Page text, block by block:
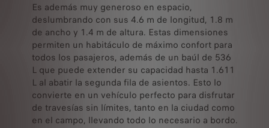
Es además muy generoso en espacio,
deslumbrando con sus 4.6 m de longitud, 1.8 m
de ancho y 1.4 m de altura. Estas dimensiones
permiten un habitáculo de máximo confort para
todos los pasajeros, además de un baúl de 536
L que puede extender su capacidad hasta 1.611
L al abatir la segunda fila de asientos. Esto lo
convierte en un vehículo perfecto para disfrutar
de travesías sin límites, tanto en la ciudad como
en el campo, llevando todo lo necesario a bordo.